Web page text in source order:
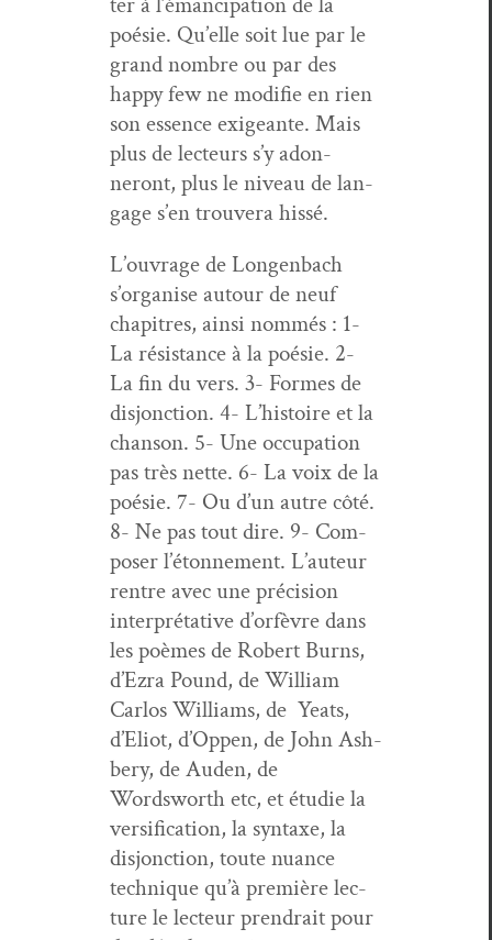
poésie. Qu’elle soit lue par le
grand nom­bre ou par des
hap­py few ne mod­i­fie en rien
son essence exigeante. Mais
plus de lecteurs s’y adon­
neront, plus le niveau de lan­
gage s’en trou­vera hissé.
L’ou­vrage de Lon­gen­bach
s’or­gan­ise autour de neuf
chapitres, ain­si nom­més : 1-
La résis­tance à la poésie. 2-
La fin du vers. 3- Formes de
dis­jonc­tion. 4- L’his­toire et la
chan­son. 5- Une occu­pa­tion
pas très nette. 6- La voix de la
poésie. 7- Ou d’un autre côté.
8- Ne pas tout dire. 9- Com­
pos­er l’é­ton­nement. L’au­teur
ren­tre avec une pré­ci­sion
inter­pré­ta­tive d’or­fèvre dans
les poèmes de Robert Burns,
d’Ezra Pound, de William
Car­los Williams, de Yeats,
d’E­liot, d’Op­pen, de John Ash­
bery, de Auden, de
Wordsworth etc, et étudie la
ver­si­fi­ca­tion, la syn­taxe, la
dis­jonc­tion, toute nuance
tech­nique qu’à pre­mière lec­
ture le lecteur prendrait pour